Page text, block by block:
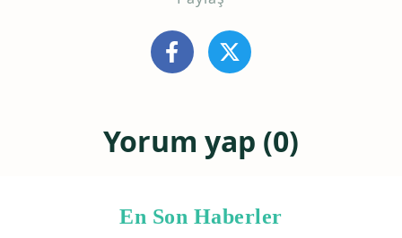
Yorum yap (0)
En Son Haberler